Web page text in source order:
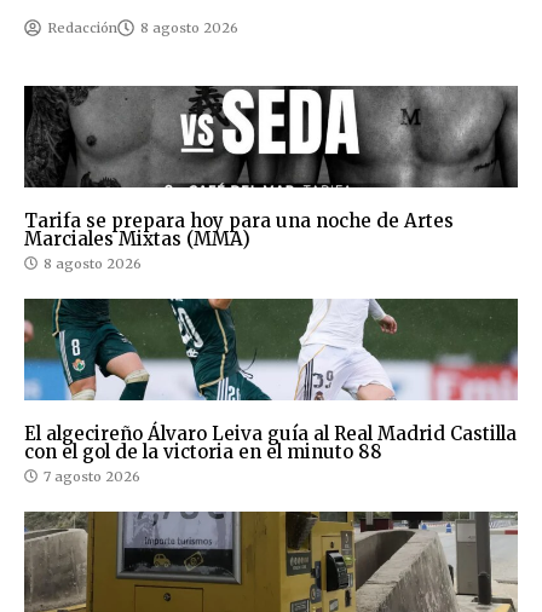
Redacción 8 agosto 2026
Tarifa se prepara hoy para una noche de Artes
Marciales Mixtas (MMA)
8 agosto 2026
El algecireño Álvaro Leiva guía al Real Madrid Castilla
con el gol de la victoria en el minuto 88
7 agosto 2026